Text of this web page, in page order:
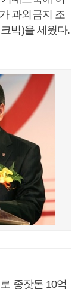
과외금지 조
빅)을 세웠다.
종잣돈 10억